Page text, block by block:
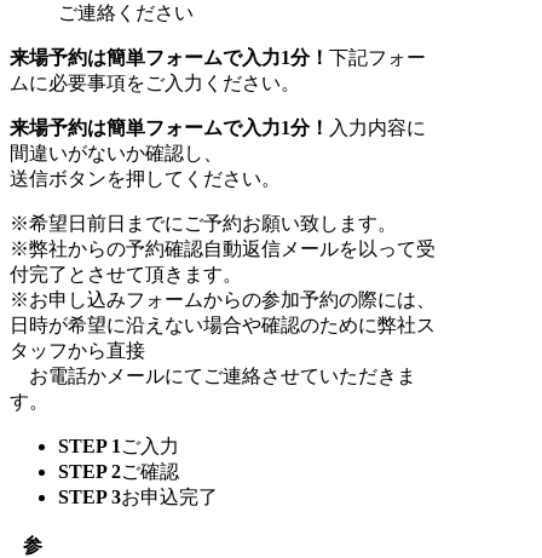
ご連絡ください
来場予約は簡単フォームで入力1分！ 下記フォー
ムに必要事項をご入力ください。
来場予約は簡単フォームで入力1分！ 入力内容に
間違いがないか確認し、
送信ボタンを押してください。
※希望日前日までにご予約お願い致します。
※弊社からの予約確認自動返信メールを以って受
付完了とさせて頂きます。
※お申し込みフォームからの参加予約の際には、
日時が希望に沿えない場合や確認のために弊社ス
タッフから直接
お電話かメールにてご連絡させていただきま
す。
STEP 1 ご入力
STEP 2ご確認
STEP 3お申込完了
参